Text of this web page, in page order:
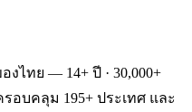
ไทย — 14+ ปี · 30,000+
ครอบคลุม 195+ ประเทศ และ